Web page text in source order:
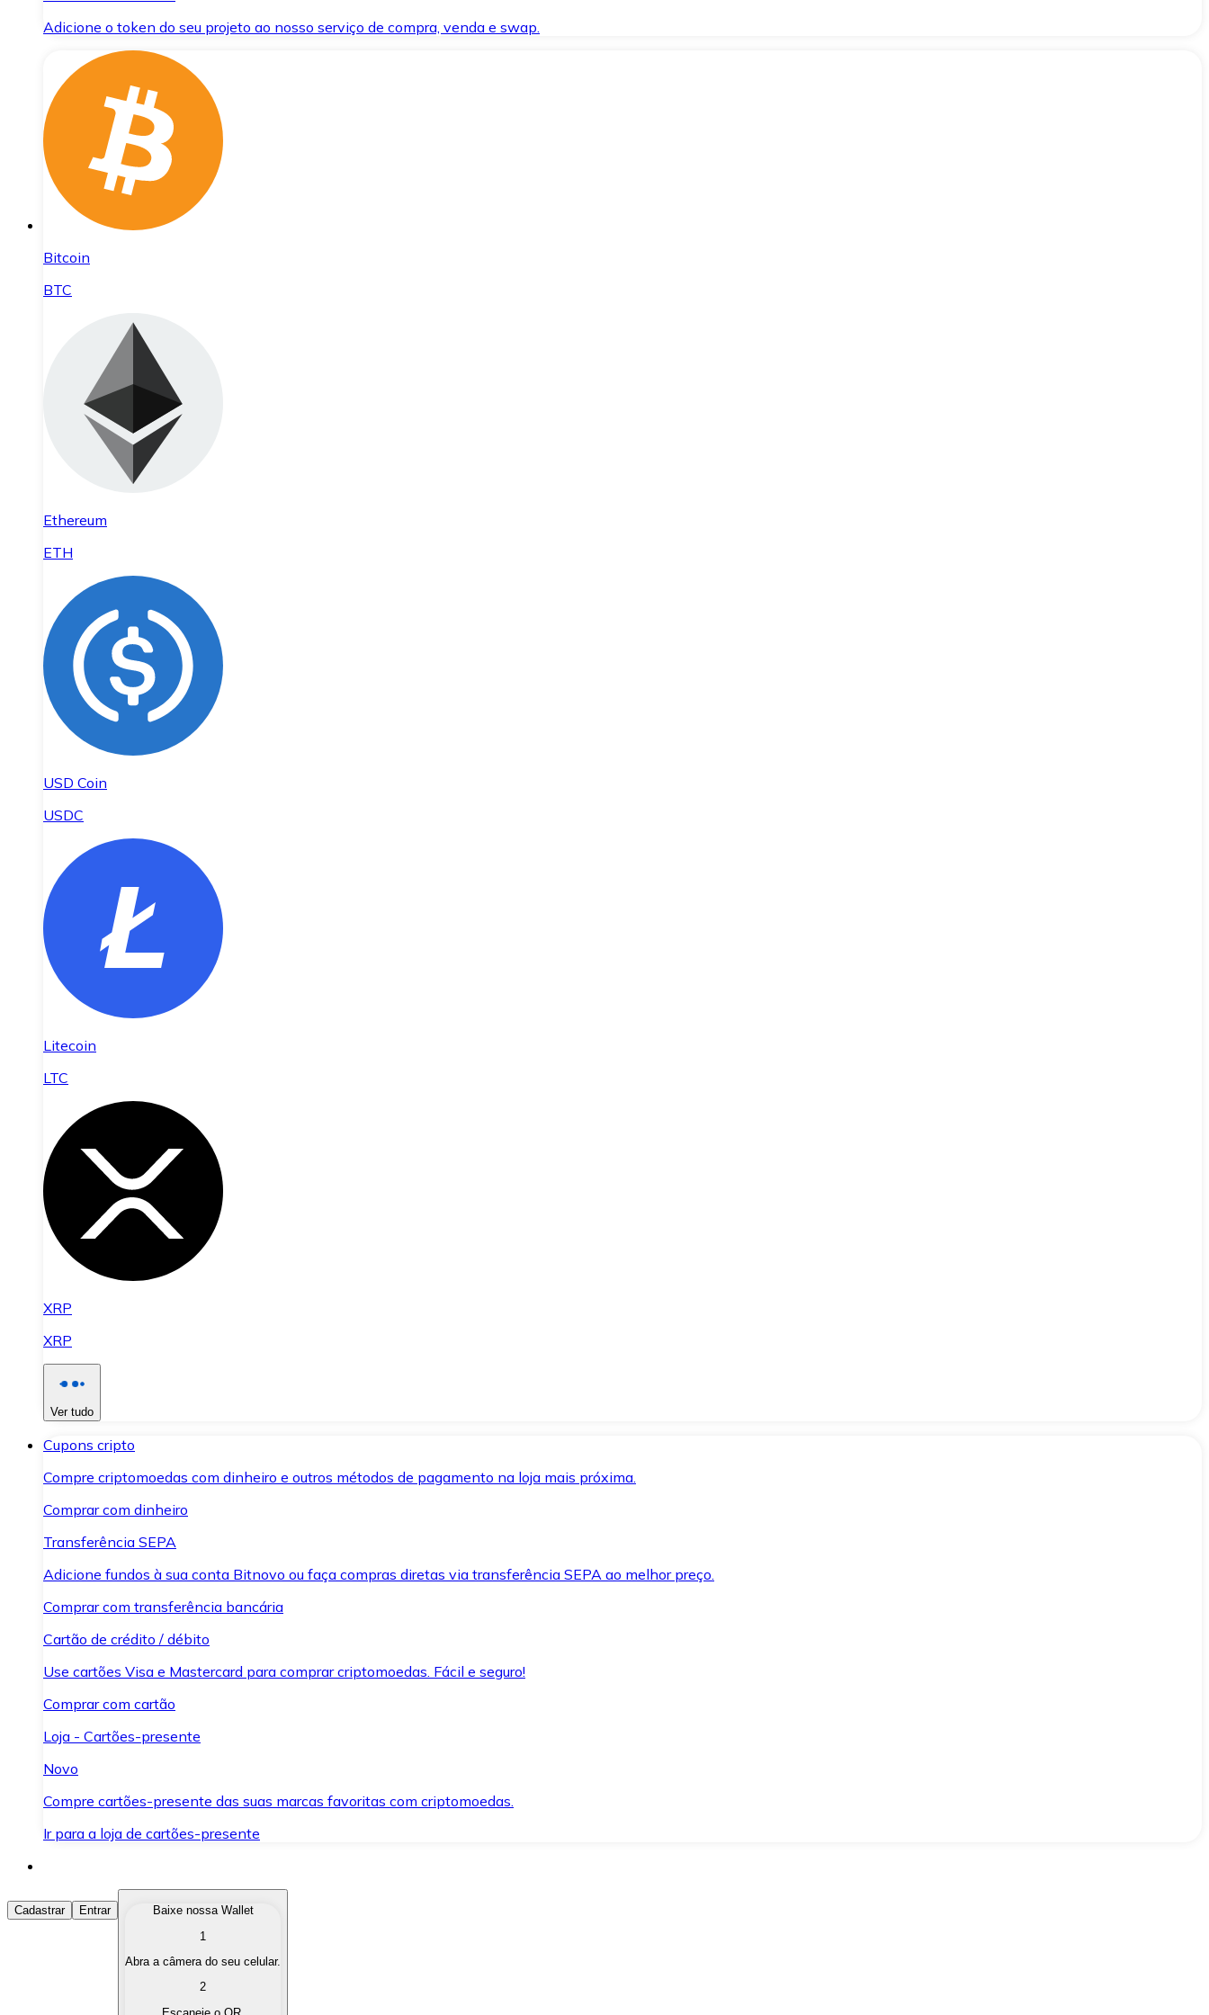
Adicione o token do seu projeto ao nosso serviço de compra, venda e swap.
Bitcoin
BTC
Ethereum
ETH
USD Coin
USDC
Litecoin
LTC
XRP
XRP
Ver tudo
Cupons cripto
Compre criptomoedas com dinheiro e outros métodos de pagamento na loja mais próxima.
Comprar com dinheiro
Transferência SEPA
Adicione fundos à sua conta Bitnovo ou faça compras diretas via transferência SEPA ao melhor preço.
Comprar com transferência bancária
Cartão de crédito / débito
Use cartões Visa e Mastercard para comprar criptomoedas. Fácil e seguro!
Comprar com cartão
Loja - Cartões-presente
Novo
Compre cartões-presente das suas marcas favoritas com criptomoedas.
Ir para a loja de cartões-presente
Comprar Criptomoedas
Compre as criptomoedas de seu interesse de forma rápida e segura.
Converta suas criptomoedas em moeda fiduciária quando precisar.
Cadastrar Entrar
Baixe nossa Wallet
1
Abra a câmera do seu celular.
2